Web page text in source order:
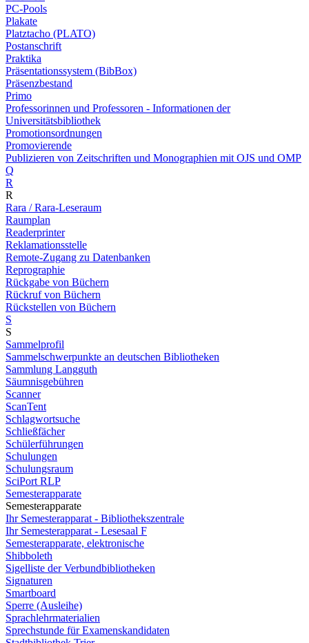
PC-Pools
Plakate
Platztacho (PLATO)
Postanschrift
Praktika
Präsentationssystem (BibBox)
Präsenzbestand
Primo
Professorinnen und Professoren - Informationen der
Universitätsbibliothek
Promotionsordnungen
Promovierende
Publizieren von Zeitschriften und Monographien mit OJS und OMP
Q
R
R
Rara / Rara-Leseraum
Raumplan
Readerprinter
Reklamationsstelle
Remote-Zugang zu Datenbanken
Reprographie
Rückgabe von Büchern
Rückruf von Büchern
Rückstellen von Büchern
S
S
Sammelprofil
Sammelschwerpunkte an deutschen Bibliotheken
Sammlung Langguth
Säumnisgebühren
Scanner
ScanTent
Schlagwortsuche
Schließfächer
Schülerführungen
Schulungen
Schulungsraum
SciPort RLP
Semesterapparate
Semesterapparate
Ihr Semesterapparat - Bibliothekszentrale
Ihr Semesterapparat - Lesesaal F
Semesterapparate, elektronische
Shibboleth
Sigelliste der Verbundbibliotheken
Signaturen
Smartboard
Sperre (Ausleihe)
Sprachlehrmaterialien
Sprechstunde für Examenskandidaten